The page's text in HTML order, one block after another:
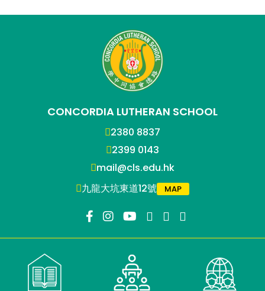
CONCORDIA LUTHERAN SCHOOL
2380 8837
2399 0143
mail@cls.edu.hk
九龍大坑東道12號
MAP